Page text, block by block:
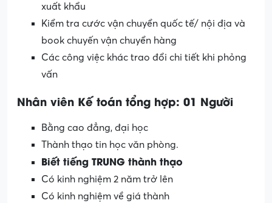
xuất khẩu
Kiểm tra cước vận chuyển quốc tế/ nội địa và
book chuyến vận chuyển hàng
Các công việc khác trao đổi chi tiết khi phỏng
vấn
Nhân viên Kế toán tổng hợp: 01 Người
Bằng cao đẳng, đại học
Thành thạo tin học văn phòng.
Biết tiếng TRUNG thành thạo
Có kinh nghiệm 2 năm trở lên
Có kinh nghiệm về giá thành